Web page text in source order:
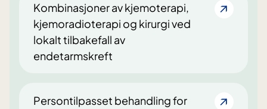
Kombinasjoner av kjemoterapi,
kjemoradioterapi og kirurgi ved
lokalt tilbakefall av
endetarmskreft
Persontilpasset behandling for